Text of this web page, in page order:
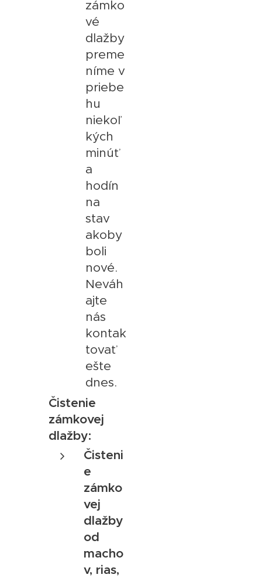
zámko
vé
dlažby
preme
níme v
priebe
hu
niekoľ
kých
minúť
a
hodín
na
stav
akoby
boli
nové.
Neváh
ajte
nás
kontak
tovať
ešte
dnes.
Čistenie
zámkovej
dlažby:
Čisteni
e
zámko
vej
dlažby
od
macho
v, rias,